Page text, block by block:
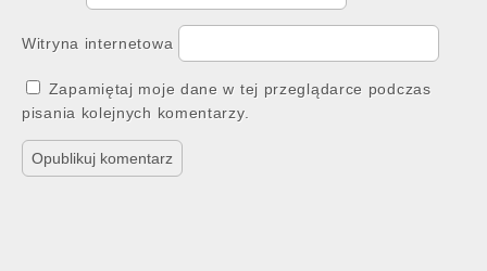
Witryna internetowa
Zapamiętaj moje dane w tej przeglądarce podczas
pisania kolejnych komentarzy.